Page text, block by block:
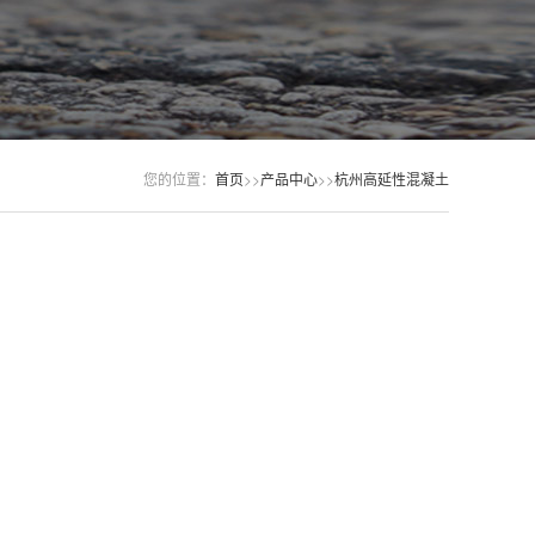
您的位置： 首页>>产品中心>>杭州高延性混凝土